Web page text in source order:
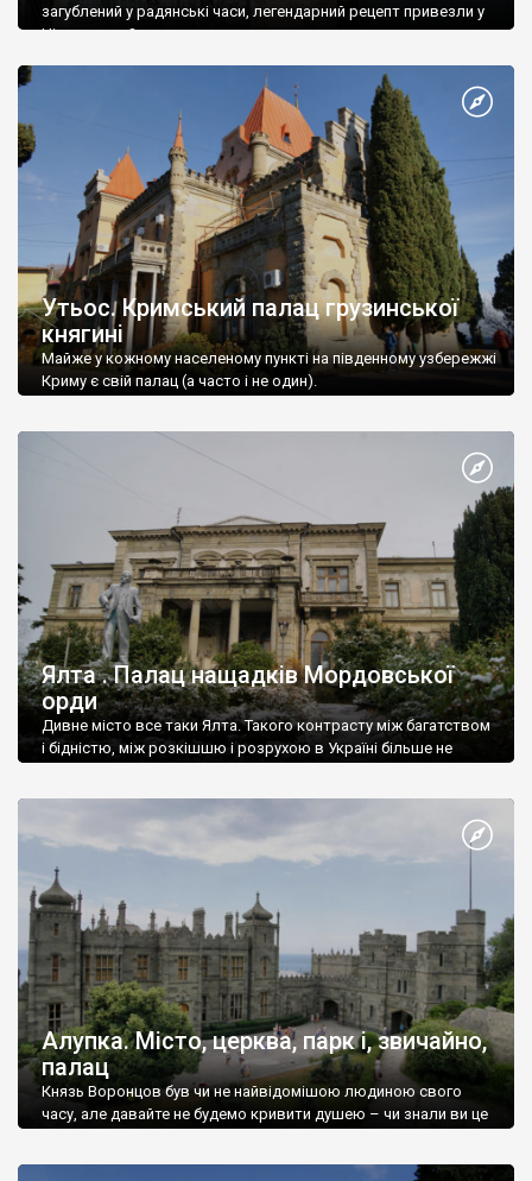
загублений у радянські часи, легендарний рецепт привезли у
Ніжин греки?
Утьос. Кримський палац грузинської
княгині
Майже у кожному населеному пункті на південному узбережжі
Криму є свій палац (а часто і не один).
Ялта . Палац нащадків Мордовської
орди
Дивне місто все таки Ялта. Такого контрасту між багатством
і бідністю, між розкішшю і розрухою в Україні більше не
Алупка. Місто, церква, парк і, звичайно,
палац
Князь Воронцов був чи не найвідомішою людиною свого
часу, але давайте не будемо кривити душею – чи знали ви це